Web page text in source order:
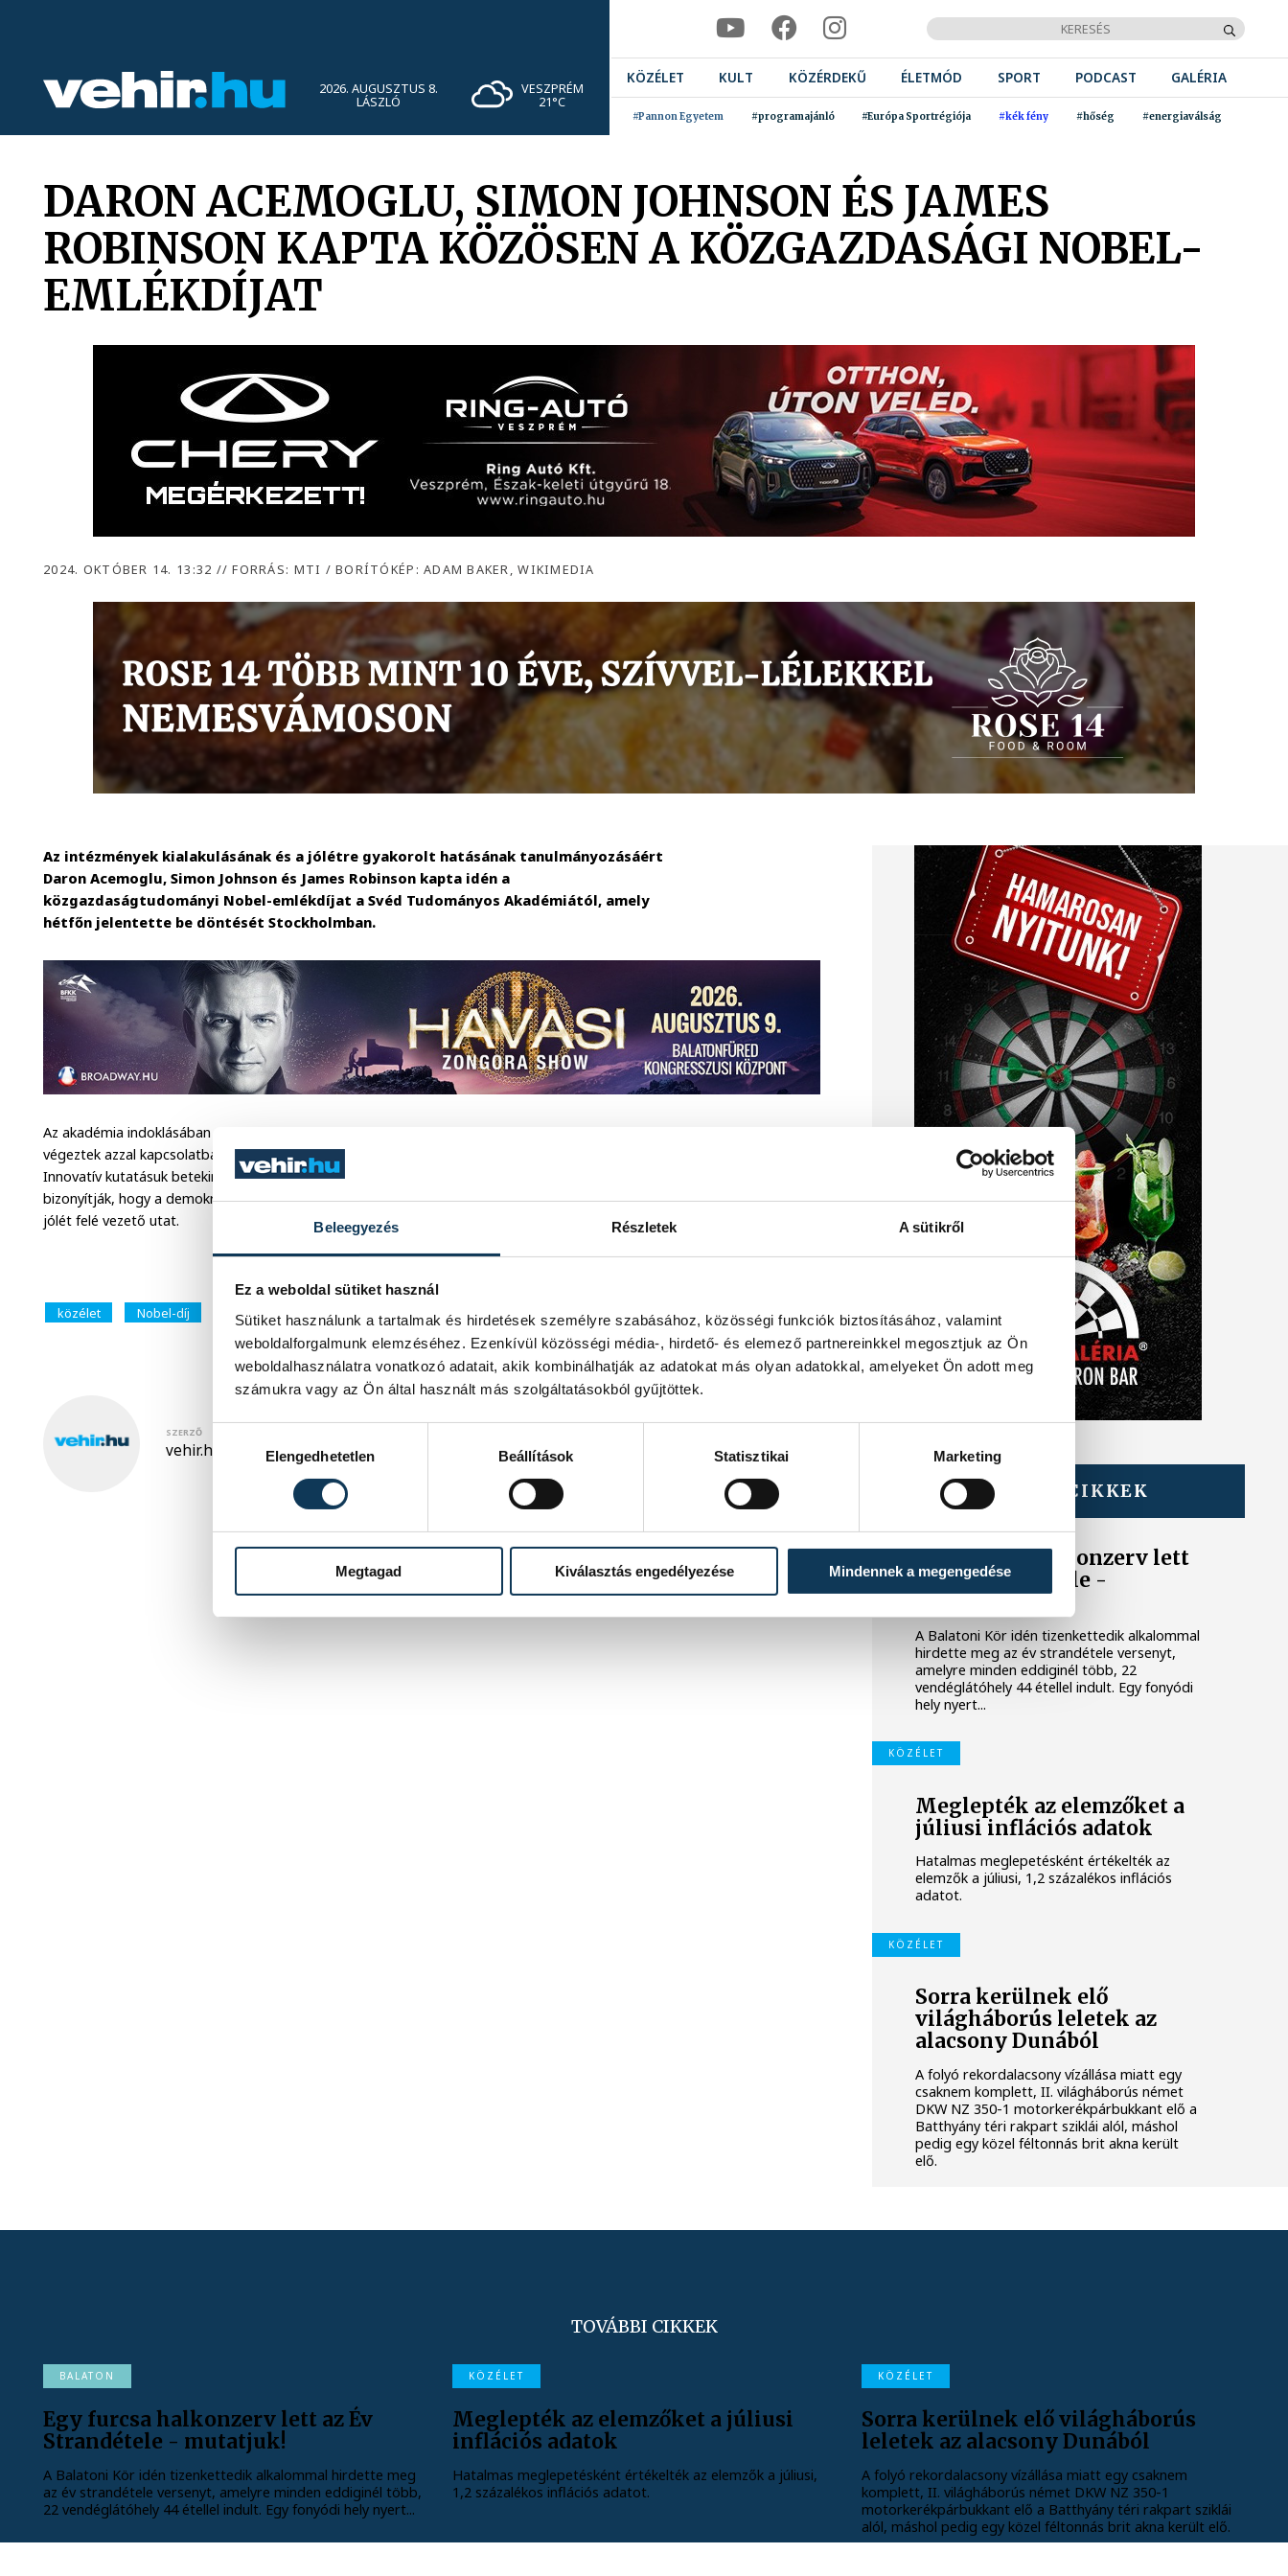
Beleegyezés Részletek A sütikről
Ez a weboldal sütiket használ
Sütiket használunk a tartalmak és hirdetések személyre szabásához, közösségi funkciók biztosításához, valamint
weboldalforgalmunk elemzéséhez. Ezenkívül közösségi média-, hirdető- és elemező partnereinkkel megosztjuk az Ön
weboldalhasználatra vonatkozó adatait, akik kombinálhatják az adatokat más olyan adatokkal, amelyeket Ön adott meg
számukra vagy az Ön által használt más szolgáltatásokból gyűjtöttek.
Elengedhetetlen
Beállítások Statisztikai Marketing
Megtagad Kiválasztás engedélyezése Mindennek a megengedése
2026. AUGUSZTUS 8.
LÁSZLÓ
VESZPRÉM
21°C
KÖZÉLET KULT KÖZÉRDEKŰ ÉLETMÓD SPORT PODCAST GALÉRIA
#Pannon Egyetem #programajánló #Európa Sportrégiója #kék fény #hőség #energiaválság
DARON ACEMOGLU, SIMON JOHNSON ÉS JAMES
ROBINSON KAPTA KÖZÖSEN A KÖZGAZDASÁGI NOBEL-
EMLÉKDÍJAT
2024. OKTÓBER 14. 13:32 // FORRÁS: MTI / BORÍTÓKÉP: ADAM BAKER, WIKIMEDIA
Az intézmények kialakulásának és a jólétre gyakorolt hatásának tanulmányozásáért
Daron Acemoglu, Simon Johnson és James Robinson kapta idén a
közgazdaságtudományi Nobel-emlékdíjat a Svéd Tudományos Akadémiától, amely
hétfőn jelentette be döntését Stockholmban.
Az akadémia indoklásában egyebek között az szerepelt, hogy a díjazottak innovatív kutatást
végeztek azzal kapcsolatban, hogy mi befolyásolja hosszú távon az országok gazdasági jólétét.
Innovatív kutatásuk betekintést ad az intézmények jólétre gyakorolt befolyására, amellyel
bizonyítják, hogy a demokrácia és az inkluzív intézmények támogatása alapozza meg a gazdasági
jólét felé vezető utat.
közélet Nobel-díj
SZERZŐ
vehir.hu
TOVÁBBI CIKKEK
BALATON
Egy furcsa halkonzerv lett
az Év Strandétele -
A Balatoni Kör idén tizenkettedik alkalommal
hirdette meg az év strandétele versenyt,
amelyre minden eddiginél több, 22
vendéglátóhely 44 étellel indult. Egy fonyódi
hely nyert...
KÖZÉLET
Meglepték az elemzőket a
júliusi inflációs adatok
Hatalmas meglepetésként értékelték az
elemzők a júliusi, 1,2 százalékos inflációs
adatot.
KÖZÉLET
Sorra kerülnek elő
világháborús leletek az
alacsony Dunából
A folyó rekordalacsony vízállása miatt egy
csaknem komplett, II. világháborús német
DKW NZ 350-1 motorkerékpárbukkant elő a
Batthyány téri rakpart sziklái alól, máshol
pedig egy közel féltonnás brit akna került
elő.
TOVÁBBI CIKKEK
BALATON
Egy furcsa halkonzerv lett az Év
Strandétele - mutatjuk!
A Balatoni Kör idén tizenkettedik alkalommal hirdette meg
az év strandétele versenyt, amelyre minden eddiginél több,
22 vendéglátóhely 44 étellel indult. Egy fonyódi hely nyert...
KÖZÉLET
Meglepték az elemzőket a júliusi
inflációs adatok
Hatalmas meglepetésként értékelték az elemzők a júliusi,
1,2 százalékos inflációs adatot.
KÖZÉLET
Sorra kerülnek elő világháborús
leletek az alacsony Dunából
A folyó rekordalacsony vízállása miatt egy csaknem
komplett, II. világháborús német DKW NZ 350-1
motorkerékpárbukkant elő a Batthyány téri rakpart sziklái
alól, máshol pedig egy közel féltonnás brit akna került elő.